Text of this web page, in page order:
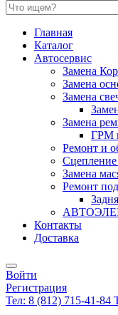
Главная
Каталог
Автосервис
Замена
Замена
Замена
Замена
ГРМ
Ремонт и
Сцепление
Замена
Ремонт
Контакты
Доставка
Войти
Регистрация
Тел: 8 (812) 715-41-84